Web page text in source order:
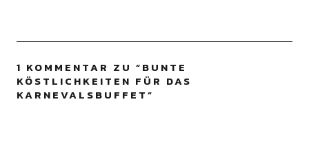
1 KOMMENTAR ZU “BUNTE
KÖSTLICHKEITEN FÜR DAS
KARNEVALSBUFFET”